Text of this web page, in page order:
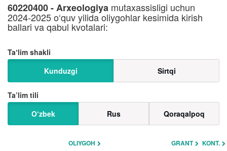
60220400 - Arxeologiya mutaxassisligi uchun
2024-2025 o‘quv yilida oliygohlar kesimida kirish
ballari va qabul kvotalari:
Taʼlim shakli
Kunduzgi
Sirtqi
Ta’lim tili
O‘zbek
Rus Qoraqalpoq
OLIYGOH GRANT KONT.